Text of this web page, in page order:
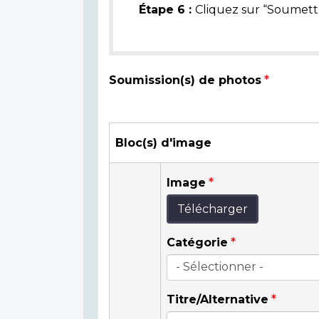
Étape 6 : Cliquez sur
Soumission(s) de photos
Bloc(s) d'image
Image
Télécharger
Catégorie
Titre/Alternative